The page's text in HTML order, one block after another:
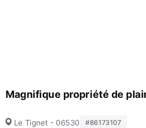
Magnifique propriété de
Le Tignet - 06530 #86173107